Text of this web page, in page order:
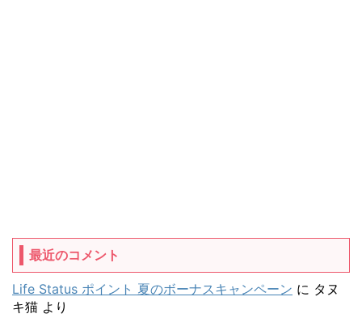
最近のコメント
Life Status ポイント 夏のボーナスキャンペーン に タヌ
キ猫 より